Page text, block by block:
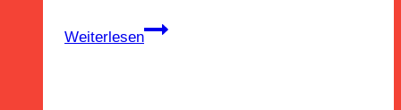
Weiterlesen
Aufruf